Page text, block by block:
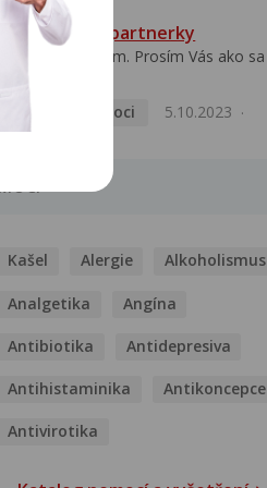
HPV typ 52 u partnerky
Dobrý deň prajem. Prosím Vás ako sa
Pohlavní nemoci
5.10.2023
Kašel Alergie Alkoholismus
Analgetika Angína
Antibiotika Antidepresiva
Antihistaminika Antikoncepce
Antivirotika